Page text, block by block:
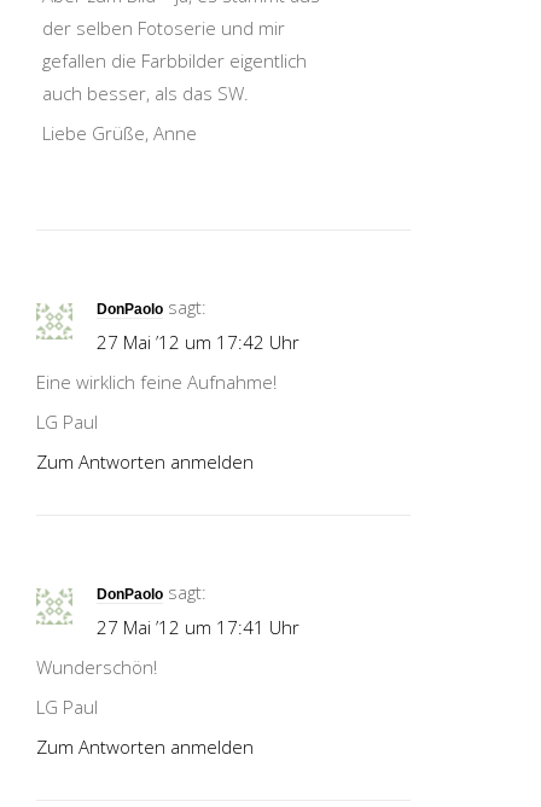
der selben Fotoserie und mir
gefallen die Farbbilder eigentlich
auch besser, als das SW.
Liebe Grüße, Anne
DonPaolo sagt:
27 Mai ’12 um 17:42 Uhr
Eine wirklich feine Aufnahme!
LG Paul
Zum Antworten anmelden
DonPaolo sagt:
27 Mai ’12 um 17:41 Uhr
Wunderschön!
LG Paul
Zum Antworten anmelden